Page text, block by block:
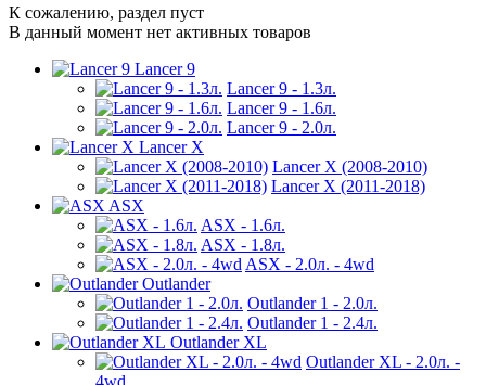
К сожалению, раздел пуст
В данный момент нет активных товаров
Lancer 9
Lancer 9 - 1.3л.
Lancer 9 - 1.6л.
Lancer 9 - 2.0л.
Lancer X
Lancer X (2008-2010)
Lancer X (2011-2018)
ASX
ASX - 1.6л.
ASX - 1.8л.
ASX - 2.0л. - 4wd
Outlander
Outlander 1 - 2.0л.
Outlander 1 - 2.4л.
Outlander XL
Outlander XL - 2.0л. -
4wd